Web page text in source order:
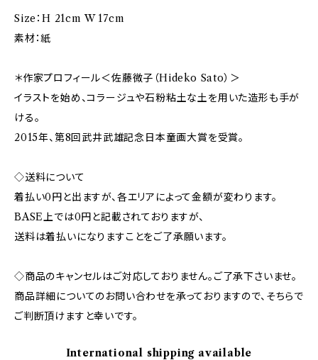
Size：H 21cm W 17cm
素材：紙
＊作家プロフィール＜佐藤微子（Hideko Sato）＞
イラストを始め、コラージュや石粉粘土な土を用いた造形も手が
ける。
2015年、第8回武井武雄記念日本童画大賞を受賞。
◇送料について
着払い0円と出ますが、各エリアによって金額が変わります。
BASE上では0円と記載されておりますが、
送料は着払いになりますことをご了承願います。
◇商品のキャンセルはご対応しておりません。ご了承下さいませ。
商品詳細についてのお問い合わせを承っておりますので、そちらで
ご判断頂けますと幸いです。
International shipping available